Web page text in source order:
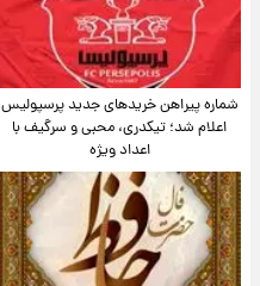
شماره پیراهن خریدهای جدید پرسپولیس
اعلام شد؛ تیکدری، محبی و سرگیف با
اعداد ویژه